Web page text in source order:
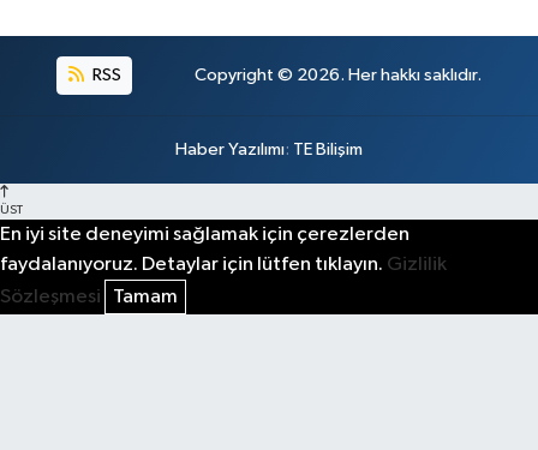
RSS Copyright © 2026. Her hakkı saklıdır.
Haber Yazılımı: TE Bilişim
ÜST
En iyi site deneyimi sağlamak için çerezlerden
faydalanıyoruz. Detaylar için lütfen tıklayın. Gizlilik
Sözleşmesi
Tamam